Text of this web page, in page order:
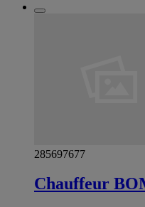
285697677
Chauffeur